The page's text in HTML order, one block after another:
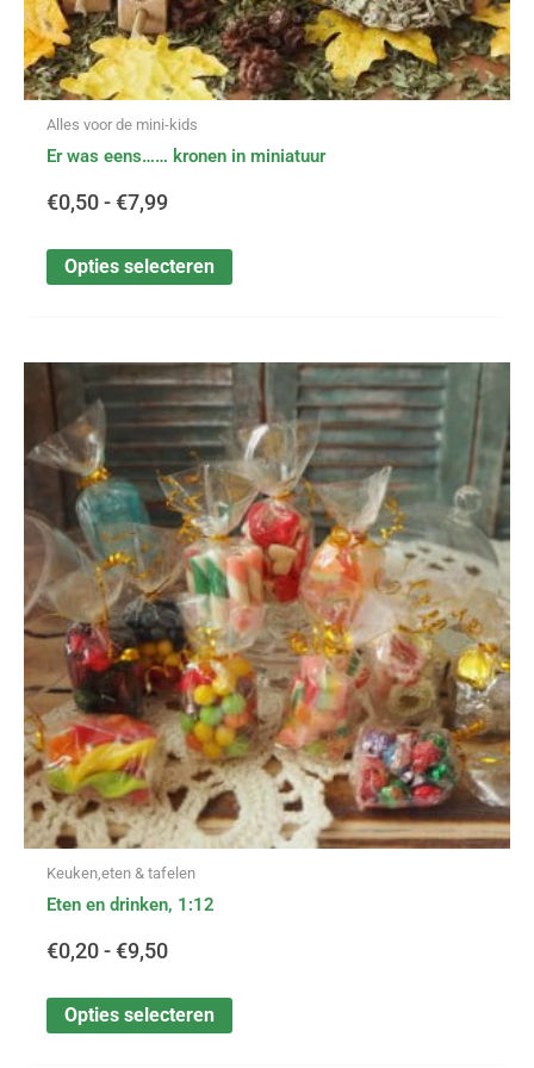
Alles voor de mini-kids
Er was eens…… kronen in miniatuur
€0,50 - €7,99
Opties selecteren
Keuken,eten & tafelen
Eten en drinken, 1:12
€0,20 - €9,50
Prijsklasse:
€0,20
tot
€9,50
Opties selecteren
Dit
product
heeft
meerdere
variaties.
Deze
optie
kan
gekozen
worden
op
de
productpagina